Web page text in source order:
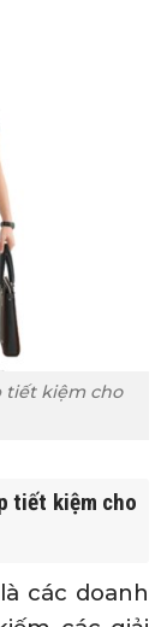
tiết kiệm cho
tiết kiệm cho
các doanh